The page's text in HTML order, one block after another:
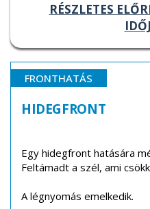
RÉSZLETES
FRONTHATÁS
HIDEGFRONT
Egy hidegfront hatására
Feltámadt a szél, ami
A légnyomás emelkedik.